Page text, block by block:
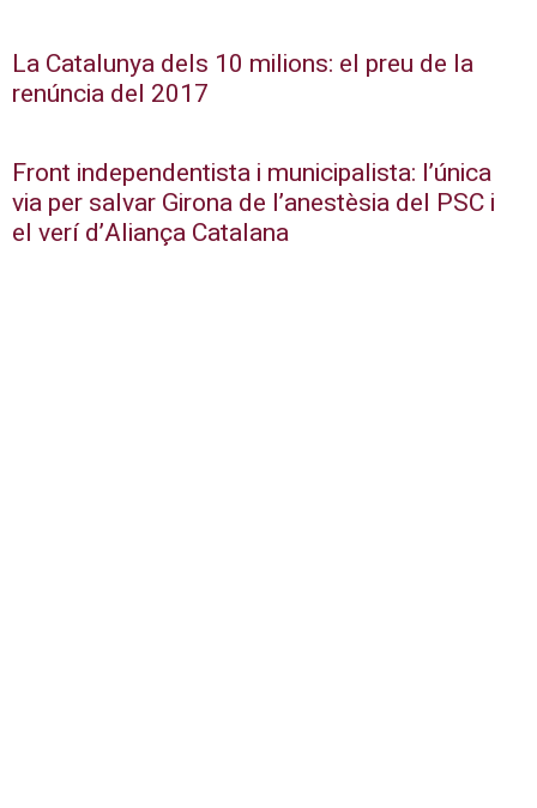
La Catalunya dels 10 milions: el preu de la
renúncia del 2017
Front independentista i municipalista: l’única
via per salvar Girona de l’anestèsia del PSC i
el verí d’Aliança Catalana